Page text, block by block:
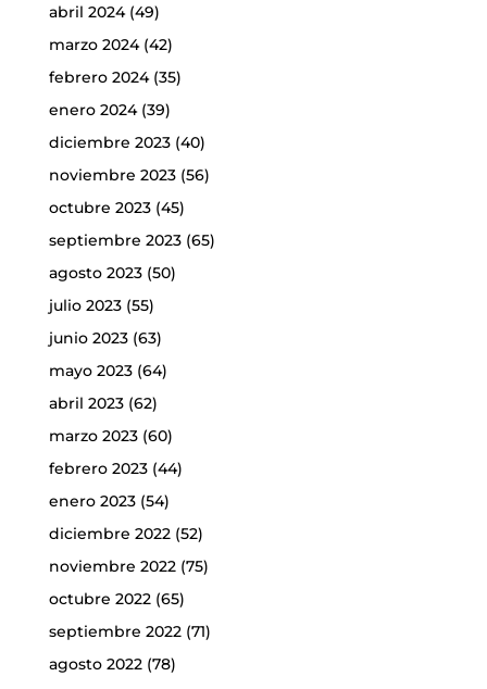
abril 2024(49)
marzo 2024(42)
febrero 2024(35)
enero 2024(39)
diciembre 2023(40)
noviembre 2023(56)
octubre 2023(45)
septiembre 2023(65)
agosto 2023(50)
julio 2023(55)
junio 2023(63)
mayo 2023(64)
abril 2023(62)
marzo 2023(60)
febrero 2023(44)
enero 2023(54)
diciembre 2022(52)
noviembre 2022(75)
octubre 2022(65)
septiembre 2022(71)
agosto 2022(78)